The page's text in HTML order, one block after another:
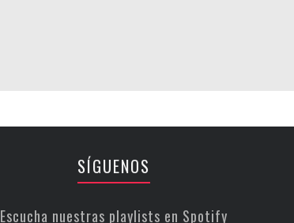
SÍGUENOS
Escucha nuestras playlists en Spotify